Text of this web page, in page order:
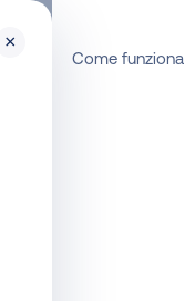
Come funziona
×